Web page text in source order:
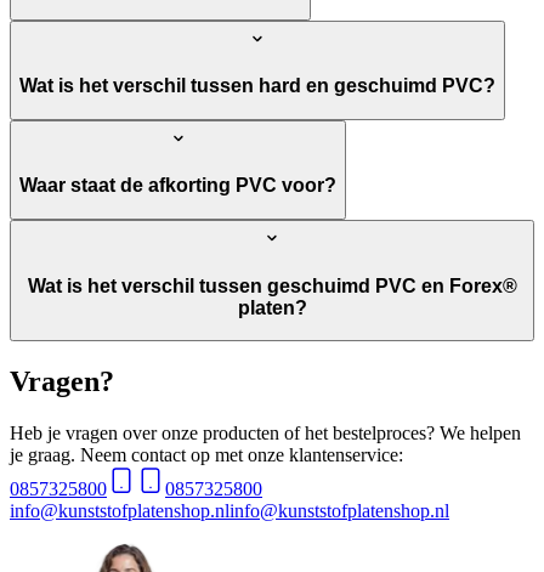
Wat is het verschil tussen hard en geschuimd PVC?
Waar staat de afkorting PVC voor?
Wat is het verschil tussen geschuimd PVC en Forex®
platen?
Vragen?
Heb je vragen over onze producten of het bestelproces? We helpen
je graag. Neem contact op met onze klantenservice:
0857325800
0857325800
info@kunststofplatenshop.nlinfo@kunststofplatenshop.nl